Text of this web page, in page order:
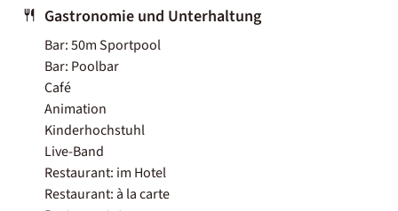
Gastronomie und Unterhaltung
Bar: 50m Sportpool
Bar: Poolbar
Café
Animation
Kinderhochstuhl
Live-Band
Restaurant: im Hotel
Restaurant: à la carte